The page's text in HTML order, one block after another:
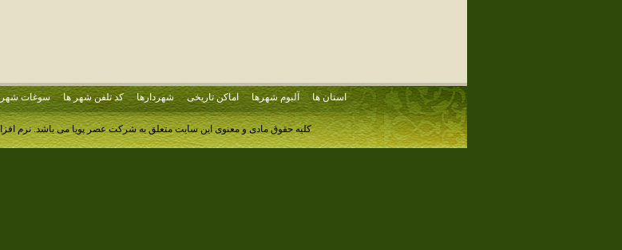
استان ها آلبوم شهرها اماکن تاریخی شهردارها کد تلفن شهر ها سوغات شهر
کلیه حقوق مادی و معنوی این سایت متعلق به شرکت عصر پویا می باشد.نرم